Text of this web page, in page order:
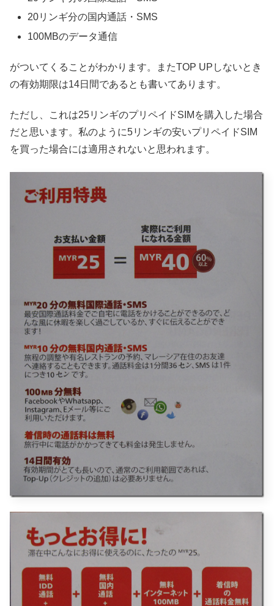
20リンギ分の国内通話・SMS
100MBのデータ通信
がついてくることがわかります。またTOP UPしないとき
の有効期限は14日間であるとも書いてあります。
ただし、これは25リンギのプリペイドSIMを購入した場合
だと思います。私のように5リンギの安いプリペイドSIM
を買った場合には適用されないと思われます。